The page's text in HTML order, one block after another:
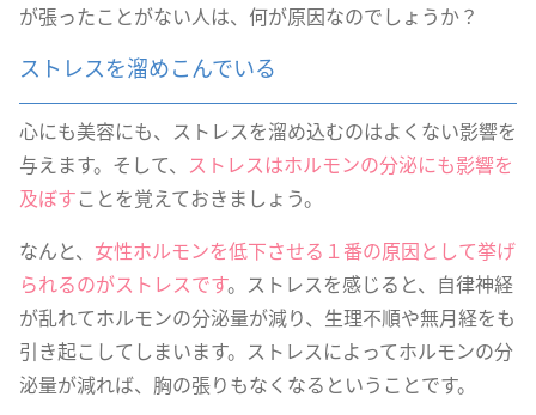
が張ったことがない人は、何が原因なのでしょうか？
ストレスを溜めこんでいる
心にも美容にも、ストレスを溜め込むのはよくない影響を
与えます。そして、 ストレスはホルモンの分泌にも影響を
及ぼすことを覚えておきましょう。
なんと、 女性ホルモンを低下させる１番の原因として挙げ
られるのがストレスです。ストレスを感じると、自律神経
が乱れてホルモンの分泌量が減り、生理不順や無月経をも
引き起こしてしまいます。ストレスによってホルモンの分
泌量が減れば、胸の張りもなくなるということです。